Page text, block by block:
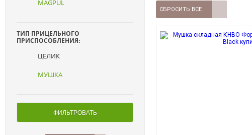
MAGPUL
ТИП ПРИЦЕЛЬНОГО
ПРИСПОСОБЛЕНИЯ:
ЦЕЛИК
МУШКА
ФИЛЬТРОВАТЬ
СБРОСИТЬ ВСЕ